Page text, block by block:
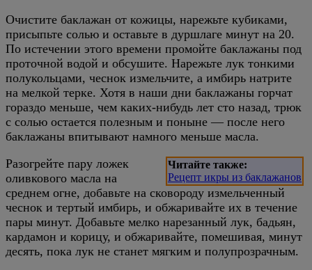
Очистите баклажан от кожицы, нарежьте кубиками,
присыпьте солью и оставьте в дуршлаге минут на 20.
По истечении этого времени промойте баклажаны под
проточной водой и обсушите. Нарежьте лук тонкими
полукольцами, чеснок измельчите, а имбирь натрите
на мелкой терке. Хотя в наши дни баклажаны горчат
гораздо меньше, чем каких-нибудь лет сто назад, трюк
с солью остается полезным и поныне — после него
баклажаны впитывают намного меньше масла.
Читайте также:
Рецепт икры из баклажанов
Разогрейте пару ложек
оливкового масла на
среднем огне, добавьте на сковороду измельченный
чеснок и тертый имбирь, и обжаривайте их в течение
пары минут. Добавьте мелко нарезанный лук, бадьян,
кардамон и корицу, и обжаривайте, помешивая, минут
десять, пока лук не станет мягким и полупрозрачным.